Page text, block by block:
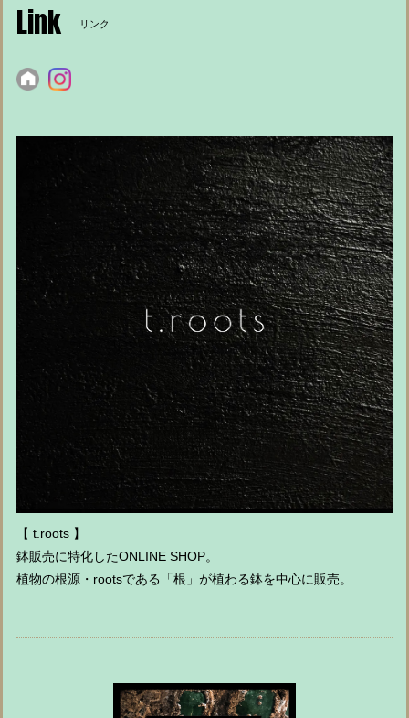
Link リンク
【 t.roots 】
鉢販売に特化したONLINE SHOP。
植物の根源・rootsである「根」が植わる鉢を中心に販売。